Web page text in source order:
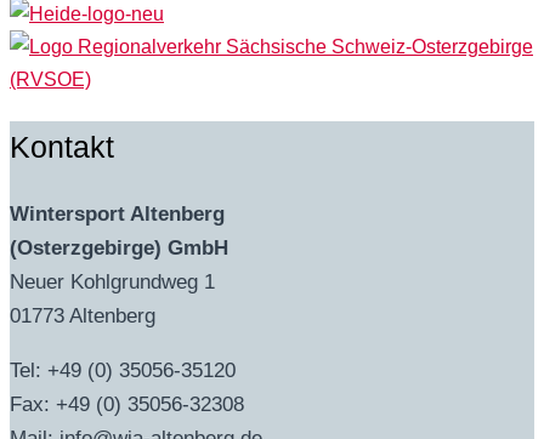
Kontakt
Wintersport Altenberg
(Osterzgebirge) GmbH
Neuer Kohlgrundweg 1
01773 Altenberg
Tel: +49 (0) 35056-35120
Fax: +49 (0) 35056-32308